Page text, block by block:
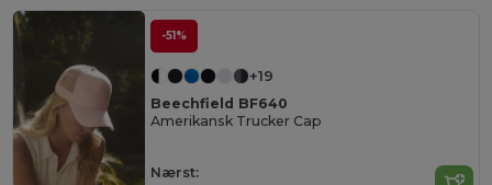
-51%
+19
Beechfield BF640
Amerikansk Trucker Cap
Nærst: